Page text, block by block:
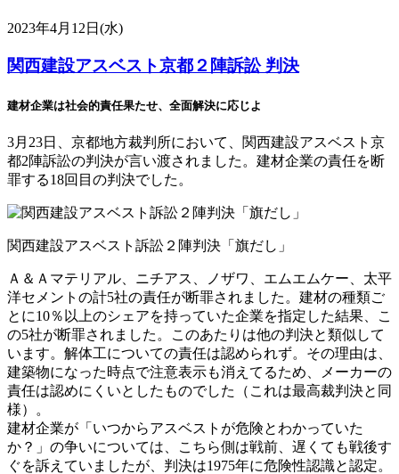
2023年4月12日(水)
関西建設アスベスト京都２陣訴訟 判決
建材企業は社会的責任果たせ、全面解決に応じよ
3月23日、京都地方裁判所において、関西建設アスベスト京
都2陣訴訟の判決が言い渡されました。建材企業の責任を断
罪する18回目の判決でした。
関西建設アスベスト訴訟２陣判決「旗だし」
Ａ＆Ａマテリアル、ニチアス、ノザワ、エムエムケー、太平
洋セメントの計5社の責任が断罪されました。建材の種類ご
とに10％以上のシェアを持っていた企業を指定した結果、こ
の5社が断罪されました。このあたりは他の判決と類似して
います。解体工についての責任は認められず。その理由は、
建築物になった時点で注意表示も消えてるため、メーカーの
責任は認めにくいとしたものでした（これは最高裁判決と同
様）。
建材企業が「いつからアスベストが危険とわかっていた
か？」の争いについては、こちら側は戦前、遅くても戦後す
ぐを訴えていましたが、判決は1975年に危険性認識と認定。